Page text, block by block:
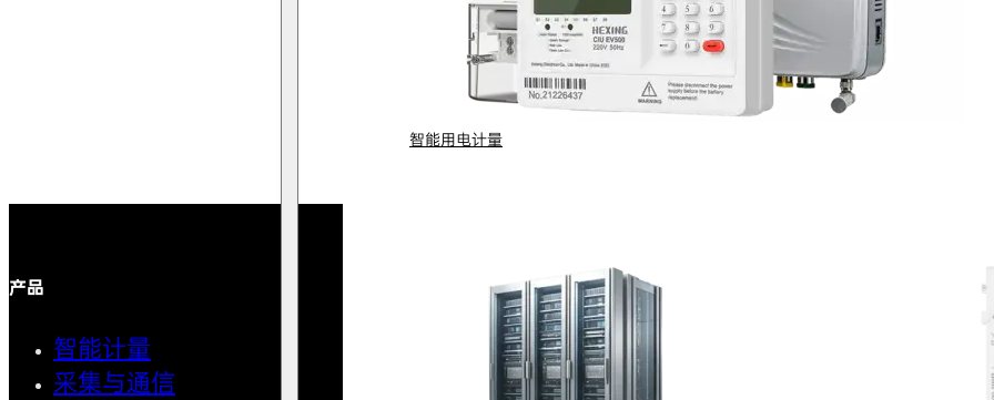
智能用电计量
产品
智能计量
采集与通信
智能用电计量
馈线自动化